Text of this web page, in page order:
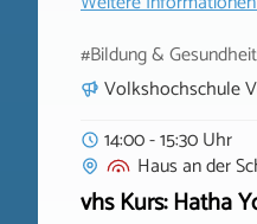
#Bildung &
Volkshochschule
14:00 - 15:30 Uhr
Haus an der
vhs Kurs: Hatha